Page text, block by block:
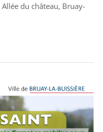
Allée du château, Bruay-